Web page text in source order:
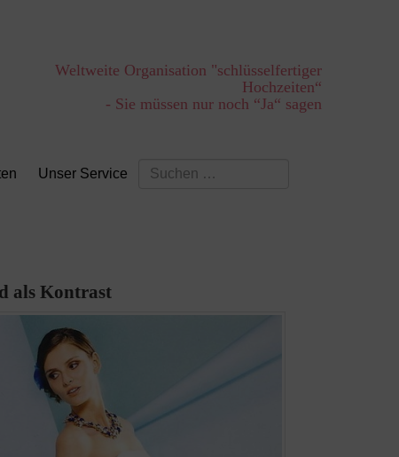
Weltweite Organisation "schlüsselfertiger
Hochzeiten“
- Sie müssen nur noch “Ja“ sagen
Unser Service
Suchen
als Kontrast